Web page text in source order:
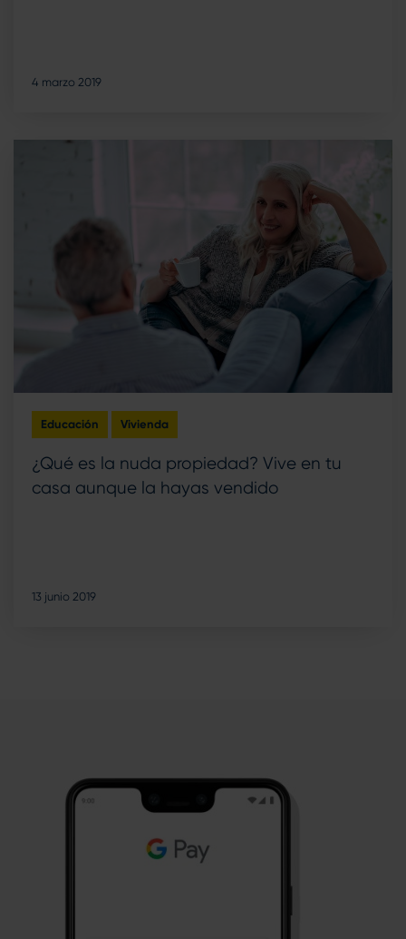
4 marzo 2019
Educación Vivienda
¿Qué es la nuda propiedad? Vive en tu
casa aunque la hayas vendido
13 junio 2019